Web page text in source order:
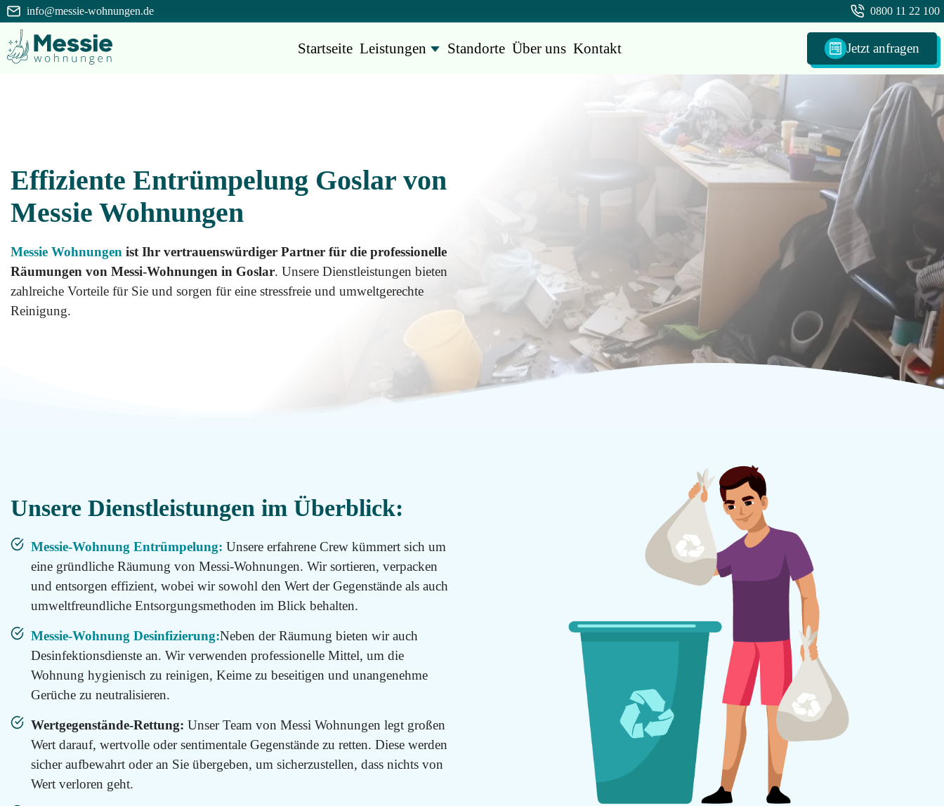
info@messie-wohnungen.de 0800 11 22 100
Startseite Leistungen Standorte Über uns Kontakt Jetzt anfragen
Effiziente Entrümpelung Goslar von
Messie Wohnungen
Messie Wohnungen ist Ihr vertrauenswürdiger Partner für die professionelle
Räumungen von Messi-Wohnungen in Goslar. Unsere Dienstleistungen bieten
zahlreiche Vorteile für Sie und sorgen für eine stressfreie und umweltgerechte
Reinigung.
Unsere Dienstleistungen im Überblick:
Messie-Wohnung Entrümpelung: Unsere erfahrene Crew kümmert sich um
eine gründliche Räumung von Messi-Wohnungen. Wir sortieren, verpacken
und entsorgen effizient, wobei wir sowohl den Wert der Gegenstände als auch
umweltfreundliche Entsorgungsmethoden im Blick behalten.
Messie-Wohnung Desinfizierung:Neben der Räumung bieten wir auch
Desinfektionsdienste an. Wir verwenden professionelle Mittel, um die
Wohnung hygienisch zu reinigen, Keime zu beseitigen und unangenehme
Gerüche zu neutralisieren.
Wertgegenstände-Rettung: Unser Team von Messi Wohnungen legt großen
Wert darauf, wertvolle oder sentimentale Gegenstände zu retten. Diese werden
sicher aufbewahrt oder an Sie übergeben, um sicherzustellen, dass nichts von
Wert verloren geht.
Entrümpelung
Geruchsneutralisation
Messie
Tatortreinigung
Hotline
0800
100
Email
info@messie-
wohnungen.de
Über
uns
Impressum
0800
11 22
Email
info@messie-
wohnungen.de